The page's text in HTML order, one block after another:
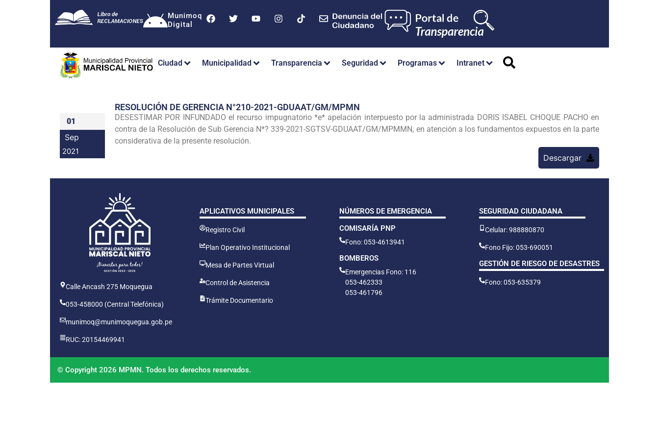
Munimoq
Digital
Ciudad Municipalidad Transparencia Seguridad Programas Intranet
01
Sep
2021
RESOLUCIÓN DE GERENCIA N°210-2021-GDUAAT/GM/MPMN
DESESTIMAR POR INFUNDADO el recurso impugnatorio *e* apelación interpuesto por la administrada DORIS ISABEL CHOQUE PACHO en
contra de la Resolución de Sub Gerencia N*? 339-2021-SGTSV-GDUAAT/GM/MPMMN, en atención a los fundamentos expuestos en la parte
considerativa de la presente resolución.
Descargar
Calle Ancash 275 Moquegua
053-458000 (Central Telefónica)
munimoq@munimoquegua.gob.pe
RUC: 20154469941
APLICATIVOS MUNICIPALES
Registro Civil
Plan Operativo Institucional
Mesa de Partes Virtual
Control de Asistencia
Trámite Documentario
NÚMEROS DE EMERGENCIA
COMISARÍA PNP
Fono: 053-4613941
BOMBEROS
Emergencias Fono: 116
053-462333
053-461796
SEGURIDAD CIUDADANA
Celular: 988880870
Fono Fijo: 053-690051
GESTIÓN DE RIESGO DE DESASTRES
Fono: 053-635379
© Copyright 2026 MPMN. Todos los derechos reservados.